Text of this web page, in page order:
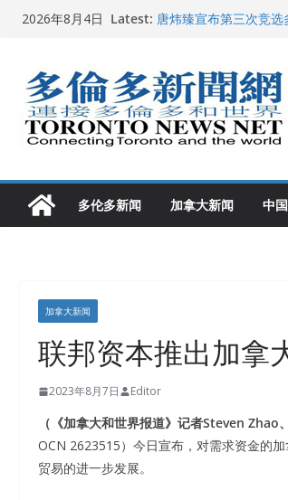
Skip2026年8月4日 Latest: 唐炜臻宣布第三次竞选
多伦多市长选举拉开帷
2026深圳国际佛事用
多伦多新闻 加拿大新闻 中
加拿大新闻
联邦资本推出加拿
2023年8月7日 Editor
（《加拿大和世界报道》记者Steven Zhao
OCN 2623515）今日宣布，对需求资金的
贸易的进一步发展。